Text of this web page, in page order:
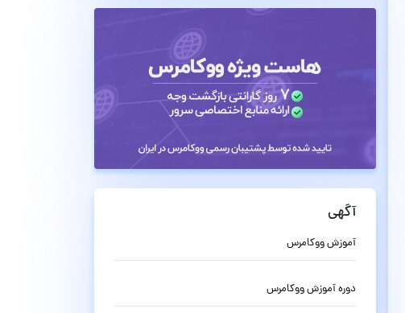
آگهی
آموزش ووکامرس
دوره آموزش ووکامرس